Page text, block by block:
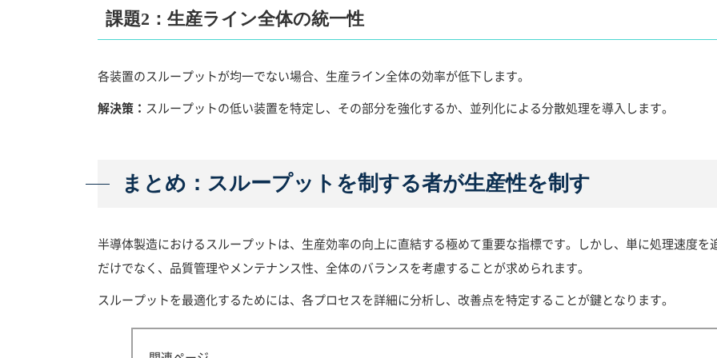
課題2：生産ライン全体の統一性
各装置のスループットが均一でない場合、生産ライン全体の効率が低下します。
解決策： スループットの低い装置を特定し、その部分を強化するか、並列化による分散処理を導入します。
まとめ：スループットを制する者が生産性を制す
半導体製造におけるスループットは、生産効率の向上に直結する極めて重要な指標です。しかし、単に処理速度を
だけでなく、品質管理やメンテナンス性、全体のバランスを考慮することが求められます。
スループットを最適化するためには、各プロセスを詳細に分析し、改善点を特定することが鍵となります。